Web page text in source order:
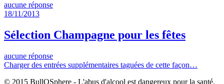
aucune réponse
18/11/2013
Sélection Champagne pour les fêtes
aucune réponse
Charger des entrées supplémentaires taguées de cette façon…
© 2015 BullOSphere - L'abus d'alcool est dangereux pour la santé.